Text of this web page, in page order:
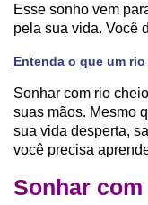
Esse sonho vem
pela sua vida. Você
Entenda o que um
Sonhar com rio
suas mãos. Mesmo
sua vida desperta,
você precisa
Sonhar